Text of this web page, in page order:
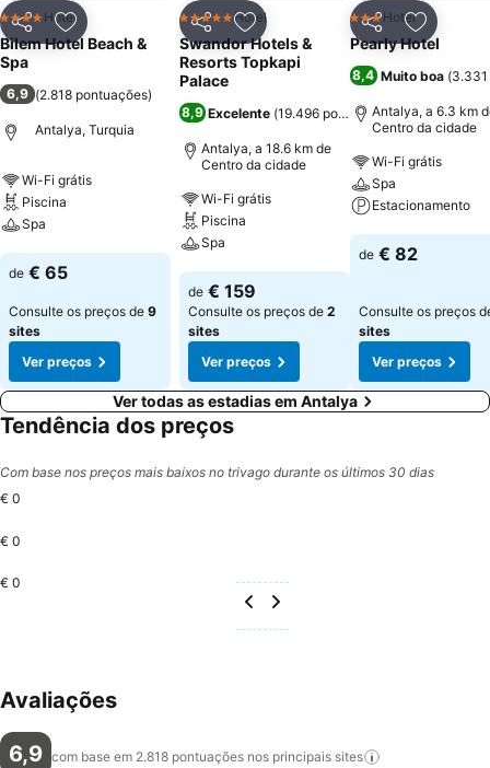
disponível nas áreas comuns, estacionamento gratuito disponível. É
um hotel para não-fumadores.
PartilharAdicionar aos favoritos
4 EstrelasHotel
Bilem Hotel Beach &
Spa
6,9 (2.818 pontuações)
Antalya, Turquia
Wi-Fi grátis
Piscina
Spa
Ver preços
de € 65
Consulte os preços de 9
sites
Ver preços
PartilharAdicionar aos favoritos
5 EstrelasHotel
Swandor Hotels &
Resorts Topkapi
Palace
8,9 Excelente (19.496 pontuações)
Antalya, a 18.6 km de
Centro da cidade
Wi-Fi grátis
Piscina
Spa
Ver preços
de € 159
Consulte os preços de 2
sites
Ver preços
Partilhar
3 Estrelas
Hotel
Pearly Hotel
8,4 Muito boa (3.331
Antalya, a 6.3 km
Centro da cidade
Wi-Fi grátis
Spa
Estacionamento
Ver preços
de € 82
Consulte os preços
sites
Ver preços
Ver todas as estadias em Antalya
Tendência dos preços
Com base nos preços mais baixos no trivago durante os últimos 30 dias
€ 0
€ 0
€ 0
Avaliações
6,9 com base em 2.818 pontuações nos principais sites